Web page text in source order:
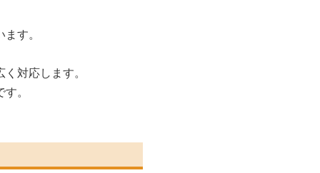
す。
対応します。
。